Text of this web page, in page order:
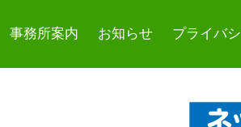
事務所案内 お知らせ プライバ